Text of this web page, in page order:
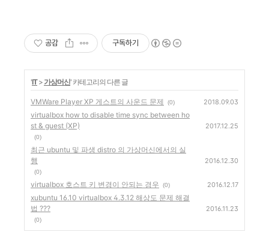
공감 구독하기
'IT> 가상머신' 카테고리의 다른 글
VMWare Player XP 게스트의 사운드 문제 (0) 2018.09.03
virtualbox how to disable time sync between ho
st & guest (XP)
(0)
2017.12.25
최근 ubuntu 및 파생 distro 의 가상머신에서의 실
행
(0)
2016.12.30
virtualbox 호스트 키 변경이 안되는 경우 (0) 2016.12.17
xubuntu 16.10 virtualbox 4.3.12 해상도 문제 해결
법 ???
(0)
2016.11.23